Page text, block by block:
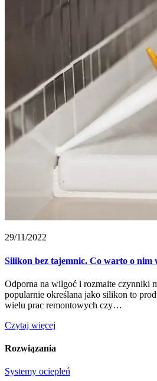
29/11/2022
Silikon bez tajemnic. Co warto o nim
Odporna na wilgoć i rozmaite czynniki
popularnie określana jako silikon to
wielu prac remontowych czy…
Czytaj więcej
Rozwiązania
Systemy ociepleń